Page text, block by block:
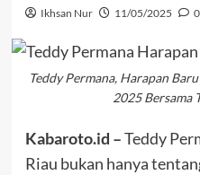
Ikhsan Nur 11/05/2025 0
Teddy Permana, Harapan
2025 Bersama
Kabaroto.id –Teddy
Riau bukan hanya